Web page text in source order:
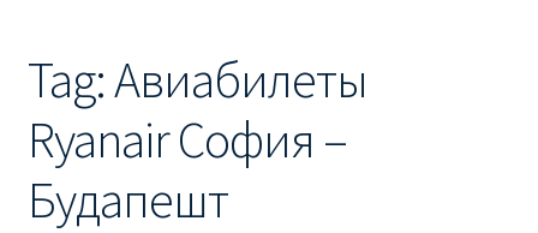
RYANAIR ИЗ РИГИ
Ryanair из Стокгольма
RYANAIR ИЗ ТАЛЛИНА
Tag:Авиабилеты
Ryanair София –
Будапешт